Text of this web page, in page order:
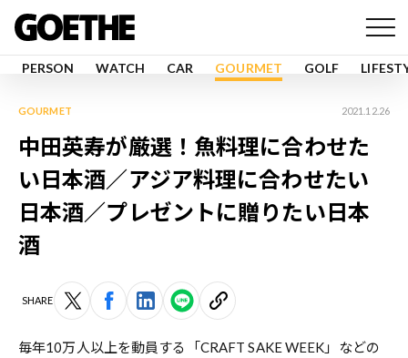
PERSON WATCH CAR GOURMET GOLF
GOURMET 2021.12.26
中田英寿が厳選！魚料理に合わせた
い日本酒／アジア料理に合わせたい
日本酒／プレゼントに贈りたい日本
酒
SHARE
毎年10万人以上を動員する「CRAFT SAKE WEEK」などの